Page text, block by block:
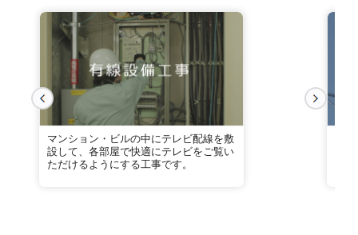
マンション・ビルの中にテレビ配線を敷
設して、各部屋で快適にテレビをご覧い
ただけるようにする工事です。